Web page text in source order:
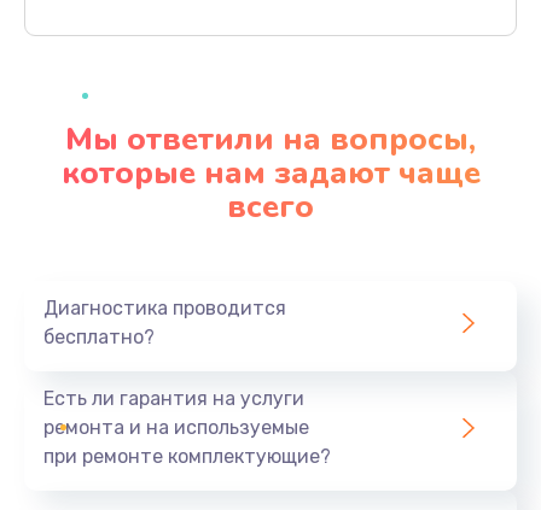
Заказать
Профилактическая чистка
Заказать
Мы ответили на вопросы,
которые нам задают чаще
всего
Диагностика проводится
бесплатно?
Есть ли гарантия на услуги
ремонта и на используемые
при ремонте комплектующие?